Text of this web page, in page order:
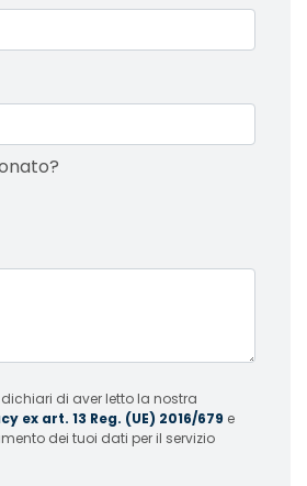
di aver letto la nostra
ex art. 13 Reg. (UE) 2016/679 e
dei tuoi dati per il servizio